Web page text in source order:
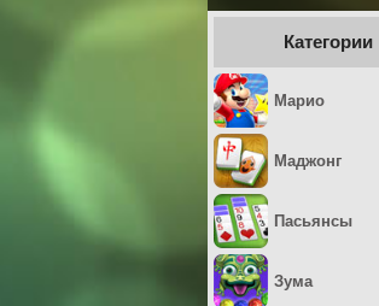
Категории
Марио
Маджонг
Пасьянсы
Зума